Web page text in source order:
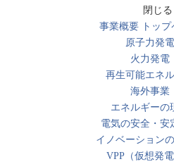
閉じる
事業概要 トップ
原子力発電
火力発電
再生可能エネ
海外事業
エネルギーの
電気の安全・安
イノベーション
VPP（仮想発電